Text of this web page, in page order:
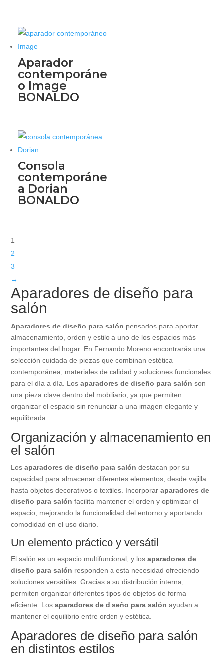
Aparador
contemporáne
o Image
BONALDO
Consola
contemporáne
a Dorian
BONALDO
1
2
3
→
Aparadores de diseño para
salón
Aparadores de diseño para salón pensados para aportar
almacenamiento, orden y estilo a uno de los espacios más
importantes del hogar. En Fernando Moreno encontrarás una
selección cuidada de piezas que combinan estética
contemporánea, materiales de calidad y soluciones funcionales
para el día a día. Losaparadores de diseño para salón son
una pieza clave dentro del mobiliario, ya que permiten
organizar el espacio sin renunciar a una imagen elegante y
equilibrada.
Organización y almacenamiento en
el salón
Losaparadores de diseño para salón destacan por su
capacidad para almacenar diferentes elementos, desde vajilla
hasta objetos decorativos o textiles. Incorporaraparadores de
diseño para salón facilita mantener el orden y optimizar el
espacio, mejorando la funcionalidad del entorno y aportando
comodidad en el uso diario.
Un elemento práctico y versátil
El salón es un espacio multifuncional, y losaparadores de
diseño para salón responden a esta necesidad ofreciendo
soluciones versátiles. Gracias a su distribución interna,
permiten organizar diferentes tipos de objetos de forma
eficiente. Losaparadores de diseño para salón ayudan a
mantener el equilibrio entre orden y estética.
Aparadores de diseño para salón
en distintos estilos